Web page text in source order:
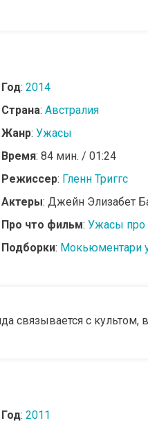
Год: 2014
Страна: Австралия
Жанр: Ужасы
Время: 84 мин. / 01:24
Режиссер: Гленн Триггс
Актеры: Джейн Элизабет
Про что фильм: Ужасы про
Подборки: Мокьюментари
связывается с культом,
Год: 2011